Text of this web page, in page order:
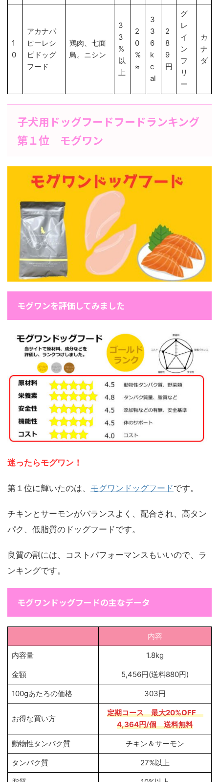
1
0
アカナパ
ピーレシ
ピドッグ
フード
鶏肉、七面
鳥。ニシン
3
3
%
以
上
2
0
%
≈
3
3
6
k
c
al
2
8
9
円
グ
レ
イ
ン
フ
リ
ー
カ
ナ
ダ
子犬用ドッグフードフードランキング
第１位 モグワン
モグワンを評価してみました
迷ったらモグワン！
第１位に輝いたのは、 モグワンドッグフードです。
チキンとサーモンがバランスよく、配合され、高タン
パク、低脂質のドッグフードです。
良質の割には、コストパフォーマンスもいいので、ラ
ンキングです。
モグワンドッグフードの主なデータ
内容
内容量 1.8kg
金額 5,456円(送料880円)
100gあたろの価格 303円
お得な買い方
定期コース最大20%OFF
4,364円/個 送料無料
動物性タンパク質 チキン＆サーモン
タンパク質 27%以上